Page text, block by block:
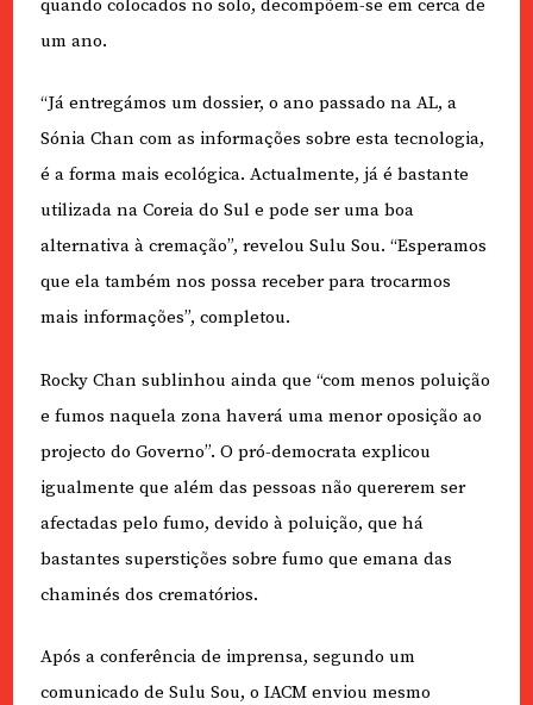
quando colocados no solo, decompõem-se em cerca de
um ano.
“Já entregámos um dossier, o ano passado na AL, a
Sónia Chan com as informações sobre esta tecnologia,
é a forma mais ecológica. Actualmente, já é bastante
utilizada na Coreia do Sul e pode ser uma boa
alternativa à cremação”, revelou Sulu Sou. “Esperamos
que ela também nos possa receber para trocarmos
mais informações”, completou.
Rocky Chan sublinhou ainda que “com menos poluição
e fumos naquela zona haverá uma menor oposição ao
projecto do Governo”. O pró-democrata explicou
igualmente que além das pessoas não quererem ser
afectadas pelo fumo, devido à poluição, que há
bastantes superstições sobre fumo que emana das
chaminés dos crematórios.
Após a conferência de imprensa, segundo um
comunicado de Sulu Sou, o IACM enviou mesmo